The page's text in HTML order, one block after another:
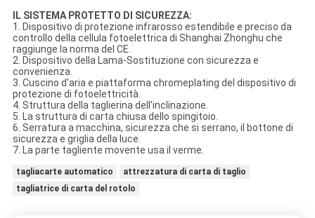
IL SISTEMA PROTETTO DI SICUREZZA:
1. Dispositivo di protezione infrarosso estendibile e preciso da
controllo della cellula fotoelettrica di Shanghai Zhonghu che
raggiunge la norma del CE.
2. Dispositivo della Lama-Sostituzione con sicurezza e
convenienza.
3. Cuscino d'aria e piattaforma chromeplating del dispositivo di
protezione di fotoelettricità.
4. Struttura della taglierina dell'inclinazione.
5. La struttura di carta chiusa dello spingitoio.
6. Serratura a macchina, sicurezza che si serrano, il bottone di
sicurezza e griglia della luce.
7. La parte tagliente movente usa il verme.
tagliacarte automatico
attrezzatura di carta di taglio
tagliatrice di carta del rotolo